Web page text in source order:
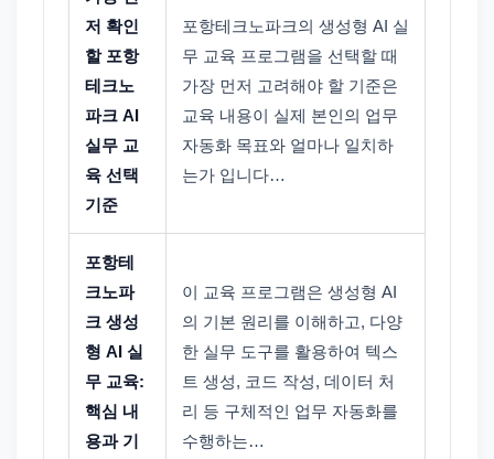
저 확인
할 포항
테크노
파크 AI
실무 교
육 선택
기준
포항테크노파크의 생성형 AI 실
무 교육 프로그램을 선택할 때
가장 먼저 고려해야 할 기준은
교육 내용이 실제 본인의 업무
자동화 목표와 얼마나 일치하
는가 입니다…
포항테
크노파
크 생성
형 AI 실
무 교육:
핵심 내
용과 기
이 교육 프로그램은 생성형 AI
의 기본 원리를 이해하고, 다양
한 실무 도구를 활용하여 텍스
트 생성, 코드 작성, 데이터 처
리 등 구체적인 업무 자동화를
수행하는…